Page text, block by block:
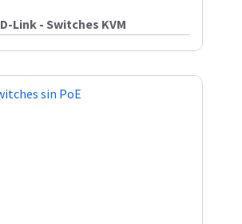
D-Link - Switches KVM